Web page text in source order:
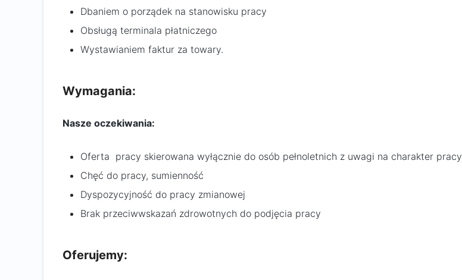
Dbaniem o porządek na stanowisku pracy
Obsługą terminala płatniczego
Wystawianiem faktur za towary.
Wymagania:
Nasze oczekiwania:
Oferta pracy skierowana wyłącznie do osób pełnoletnich z uwagi na charakter pracy
Chęć do pracy, sumienność
Dyspozycyjność do pracy zmianowej
Brak przeciwwskazań zdrowotnych do podjęcia pracy
Oferujemy: